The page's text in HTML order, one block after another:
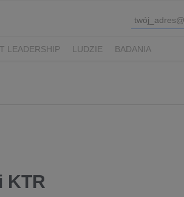
LEADERSHIP LUDZIE BADANIA
KTR